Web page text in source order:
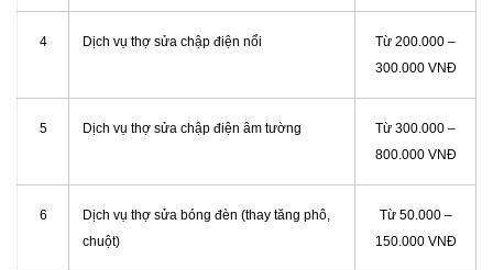
4 Dịch vụ thợ sửa chập điện nổi
Từ 200.000 –
300.000 VNĐ
5 Dịch vụ thợ sửa chập điện âm tường
Từ 300.000 –
800.000 VNĐ
6
Dịch vụ thợ sửa bóng đèn (thay tăng phô,
chuột)
Từ 50.000 –
150.000 VNĐ